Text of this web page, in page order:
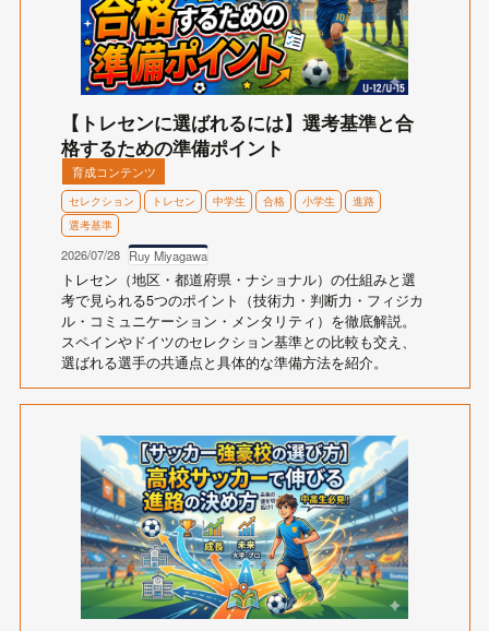
【トレセンに選ばれるには】選考基準と合
格するための準備ポイント
育成コンテンツ
セレクション トレセン 中学生 合格 小学生
進路
選考基準
2026/07/28 Ruy Miyagawa
トレセン（地区・都道府県・ナショナル）の仕組みと選
考で見られる5つのポイント（技術力・判断力・フィジカ
ル・コミュニケーション・メンタリティ）を徹底解説。
スペインやドイツのセレクション基準との比較も交え、
選ばれる選手の共通点と具体的な準備方法を紹介。